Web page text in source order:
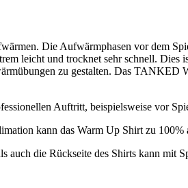
Die Aufwärmphasen vor dem
leicht und trocknet sehr schnell. Dies
zu gestalten. Das
Auftritt, beispielsweise vor
kann das Warm Up Shirt zu 100%
die Rückseite des Shirts kann mit